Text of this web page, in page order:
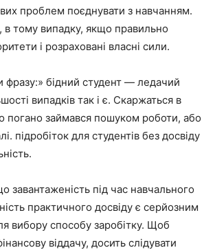
проблем поєднувати з навчанням.
тому випадку, якщо правильно
і розраховані власні сили.
фразу:» бідний студент — ледачий
випадків так і є. Скаржаться в
погано займався пошуком роботи, або
підробіток для студентів без досвіду
завантаженість під час навчального
практичного досвіду є серйозним
вибору способу заробітку. Щоб
віддачу, досить слідувати